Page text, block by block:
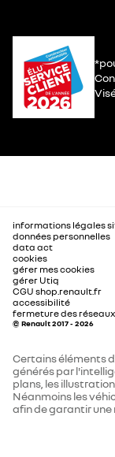
informations légales
données personnelles
data act
cookies
gérer mes cookies
gérer Utiq
CGU shop.renault.fr
accessibilité
fermeture des
© Renault 2017 - 2026
Certains éléments
générés par
plans, les
Néanmoins les
afin de garantir